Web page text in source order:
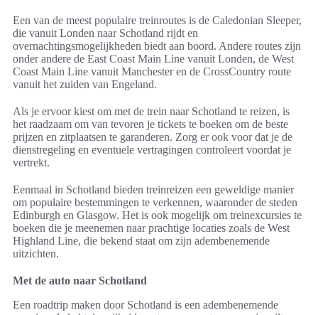
Een van de meest populaire treinroutes is de Caledonian Sleeper,
die vanuit Londen naar Schotland rijdt en
overnachtingsmogelijkheden biedt aan boord. Andere routes zijn
onder andere de East Coast Main Line vanuit Londen, de West
Coast Main Line vanuit Manchester en de CrossCountry route
vanuit het zuiden van Engeland.
Als je ervoor kiest om met de trein naar Schotland te reizen, is
het raadzaam om van tevoren je tickets te boeken om de beste
prijzen en zitplaatsen te garanderen. Zorg er ook voor dat je de
dienstregeling en eventuele vertragingen controleert voordat je
vertrekt.
Eenmaal in Schotland bieden treinreizen een geweldige manier
om populaire bestemmingen te verkennen, waaronder de steden
Edinburgh en Glasgow. Het is ook mogelijk om treinexcursies te
boeken die je meenemen naar prachtige locaties zoals de West
Highland Line, die bekend staat om zijn adembenemende
uitzichten.
Met de auto naar Schotland
Een roadtrip maken door Schotland is een adembenemende